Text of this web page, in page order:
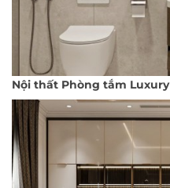
Nội thất Phòng tắm Luxury